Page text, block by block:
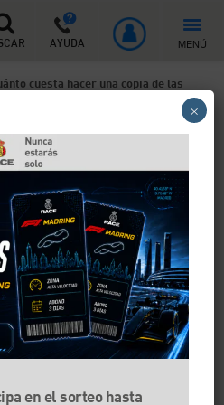
AYUDA MENÚ
cuesta hacer una copia de las
hacer una
del
llaves de coche. Si quieres
de ellas, según cuál
de tu coche, vas a tener
que va desde los 8
en el sorteo hasta
×